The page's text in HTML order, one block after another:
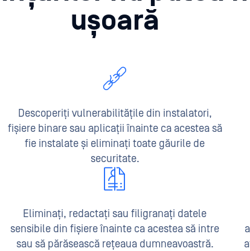
ușoară
Descoperiți vulnerabilitățile din instalatori,
fișiere binare sau aplicații înainte ca acestea să
fie instalate și eliminați toate găurile de
securitate.
Eliminați, redactați sau filigranați datele
sensibile din fișiere înainte ca acestea să intre
sau să părăsească rețeaua dumneavoastră.